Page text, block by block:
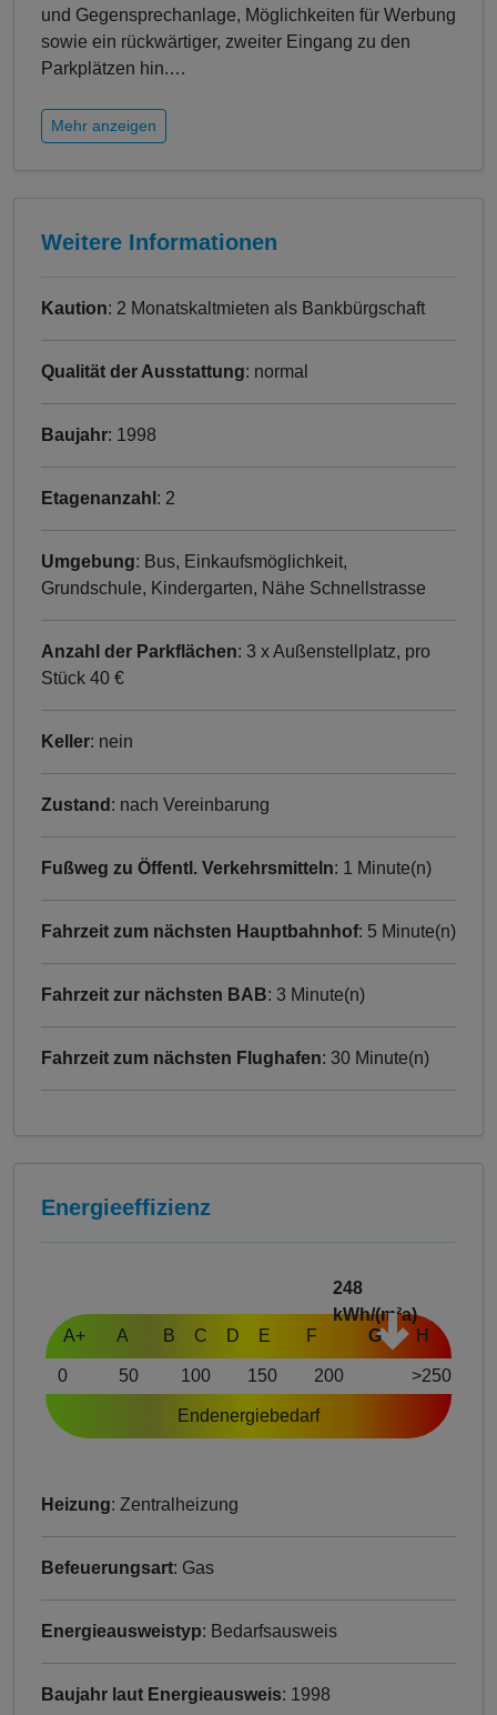
und Gegensprechanlage, Möglichkeiten für Werbung
sowie ein rückwärtiger, zweiter Eingang zu den
Parkplätzen hin.…
Mehr anzeigen
Weitere Informationen
Kaution: 2 Monatskaltmieten als Bankbürgschaft
Qualität der Ausstattung: normal
Baujahr: 1998
Etagenanzahl : 2
Umgebung: Bus, Einkaufsmöglichkeit,
Grundschule, Kindergarten, Nähe Schnellstrasse
Anzahl der Parkflächen: 3 x Außenstellplatz, pro
Stück 40 €
Keller: nein
Zustand : nach Vereinbarung
Fußweg zu Öffentl. Verkehrsmitteln: 1 Minute(n)
Fahrzeit zum nächsten Hauptbahnhof: 5 Minute(n)
Fahrzeit zur nächsten BAB: 3 Minute(n)
Fahrzeit zum nächsten Flughafen: 30 Minute(n)
Energieeffizienz
A+ A B C D E F G H
248
kWh/(m²a)
0 50 100 150 200 >250
Endenergiebedarf
Heizung: Zentralheizung
Befeuerungsart: Gas
Energieausweistyp: Bedarfsausweis
Baujahr laut Energieausweis: 1998